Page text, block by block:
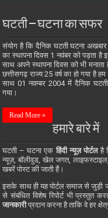
घटती – घटना का सफर
संयोग है कि दैनिक घटती घटना
का स्थापना दिवस 1 नवंबर को पड़ता
साथ अपने स्थापना दिवस को भी मनाता
छत्तीसगढ़ राज्य 25 वर्ष का हो गया है
साथ 01 नवम्बर 2004 में दैनिक
गया।
Read More »
हमारे बारे में
घटती – घटना एक हिंदी न्यूज़ पोर्टलहै
न्यूज़, बॉलीवुड, खेल जगत,
खबरें पोस्ट की जाती हैं।
इसके साथ ही यह पोर्टल समाज से जुड़ी
से संबंधित विशेष रिपोर्ट भी प्रस्तुत
जानकारीप्रदान करना है ताकि वे हर